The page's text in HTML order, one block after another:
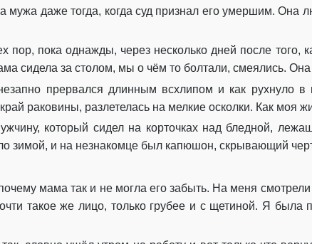
Глава 28
Глава 30
Глава 32
Глава 34
мужа даже тогда, когда суд признал его умершим. Она
пор, пока однажды, через несколько дней после того,
сидела за столом, мы о чём то болтали, смеялись.
прервался длинным всхлипом и как рухнуло в
раковины, разлетелась на мелкие осколки. Как моя
который сидел на корточках над бледной,
зимой, и на незнакомце был капюшон, скрывающий
мама так и не могла его забыть. На меня смотрели
такое же лицо, только грубее и с щетиной. Я была